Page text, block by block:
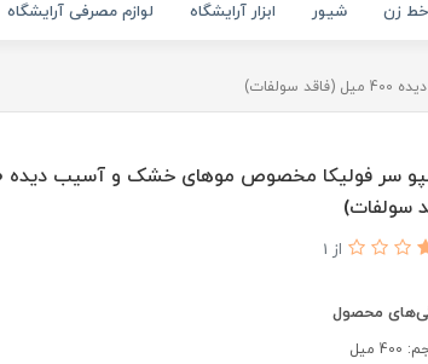
خط زن شیور ابزار آرایشگاه لوازم مصرفی آرایشگاه
سولفات)
از 1
محصول
میل